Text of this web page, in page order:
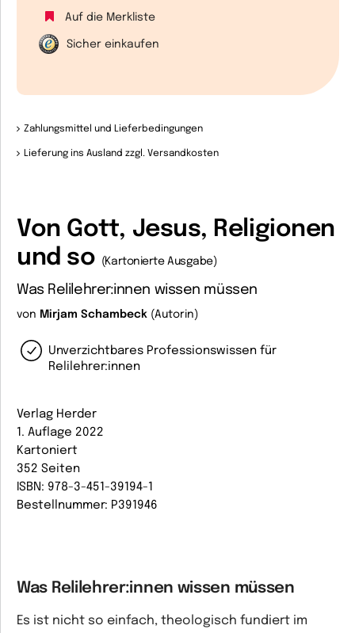
Auf die Merkliste
Sicher einkaufen
Zahlungsmittel und Lieferbedingungen
Lieferung ins Ausland zzgl. Versandkosten
Von Gott, Jesus, Religionen
und so
(Kartonierte Ausgabe)
Was Relilehrer:innen wissen müssen
von Mirjam Schambeck (Autorin)
Unverzichtbares Professionswissen für
Relilehrer:innen
Verlag Herder
1. Auflage 2022
Kartoniert
352 Seiten
ISBN: 978-3-451-39194-1
Bestellnummer: P391946
Was Relilehrer:innen wissen müssen
Es ist nicht so einfach, theologisch fundiert im